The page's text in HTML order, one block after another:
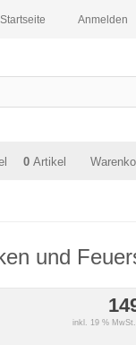
Anmelden
Startseite
0 Artikel
und
inkl. 19 %